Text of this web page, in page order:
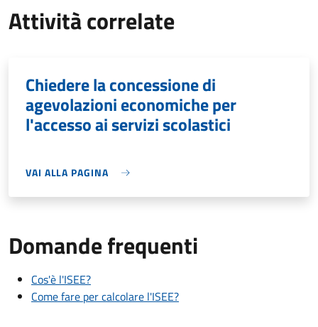
Attività correlate
Chiedere la concessione di
agevolazioni economiche per
l'accesso ai servizi scolastici
VAI ALLA PAGINA
Domande frequenti
Cos'è l'ISEE?
Come fare per calcolare l'ISEE?